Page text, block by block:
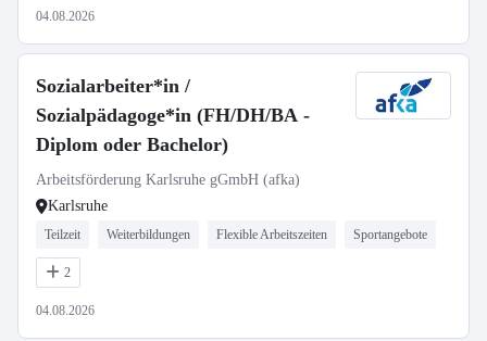
04.08.2026
Sozialarbeiter*in /
Sozialpädagoge*in (FH/DH/BA -
Diplom oder Bachelor)
Arbeitsförderung Karlsruhe gGmbH (afka)
Karlsruhe
Teilzeit Weiterbildungen Flexible Arbeitszeiten Sportangebote
2
04.08.2026